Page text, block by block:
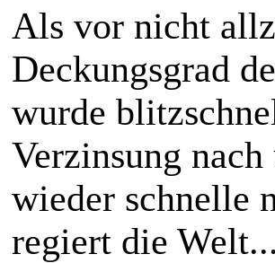
Als vor nicht
Deckungsgrad
wurde
Verzinsung
wieder schnelle
regiert die